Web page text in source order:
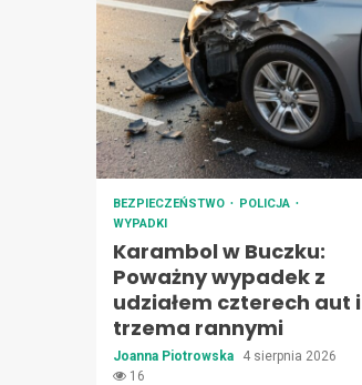
BEZPIECZEŃSTWO
POLICJA
WYPADKI
Karambol w Buczku:
Poważny wypadek z
udziałem czterech aut i
trzema rannymi
Joanna Piotrowska
4 sierpnia 2026
16